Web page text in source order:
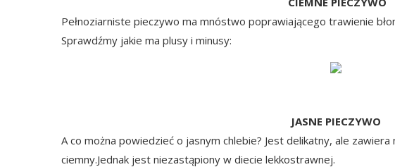
Pełnoziarniste pieczywo ma mnóstwo poprawiającego trawienie
Sprawdźmy jakie ma plusy i minusy:
JASNE PIECZYWO
A co można powiedzieć o jasnym chlebie? Jest delikatny, ale zawiera
ciemny.Jednak jest niezastąpiony w diecie lekkostrawnej.